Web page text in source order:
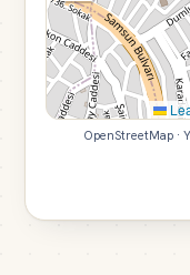
OpenStreetMap ·